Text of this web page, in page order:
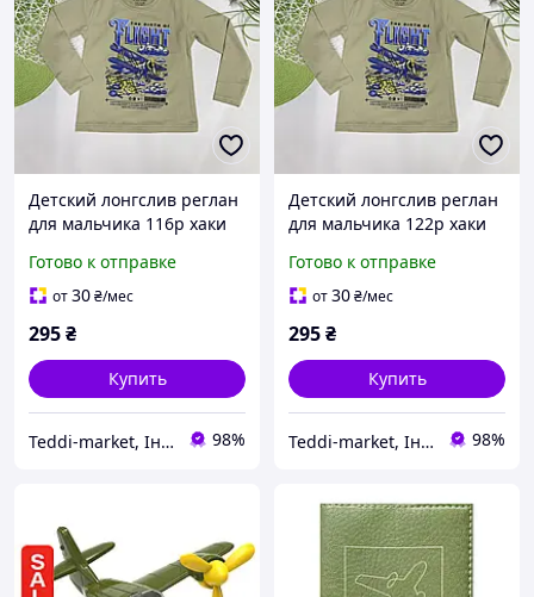
Детский лонгслив реглан
для мальчика 116р хаки
Готово к отправке
от30₴/мес
295₴
Купить
Teddi-market, Інтернет маркет 98%
Детский лонгслив реглан
для мальчика 122р хаки
Готово к отправке
от30₴/мес
295₴
Купить
Teddi-market, Інтернет маркет 98%